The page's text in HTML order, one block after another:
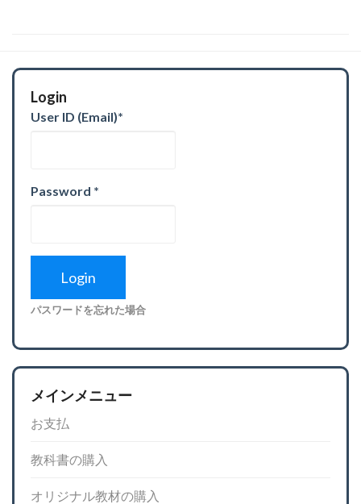
Login
User ID (Email)*
Password *
パスワードを忘れた場合
メインメニュー
お支払
教科書の購入
オリジナル教材の購入